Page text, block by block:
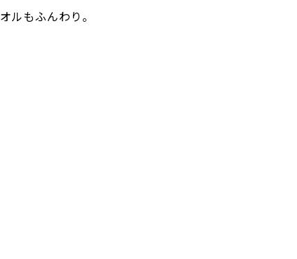
ルもふんわり。